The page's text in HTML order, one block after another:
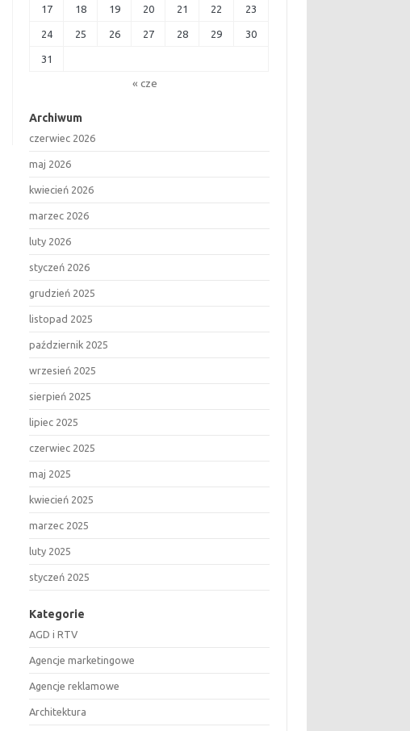
17 18 19 20 21 22 23
24 25 26 27 28 29 30
31
« cze
Archiwum
czerwiec 2026
maj 2026
kwiecień 2026
marzec 2026
luty 2026
styczeń 2026
grudzień 2025
listopad 2025
październik 2025
wrzesień 2025
sierpień 2025
lipiec 2025
czerwiec 2025
maj 2025
kwiecień 2025
marzec 2025
luty 2025
styczeń 2025
Kategorie
AGD i RTV
Agencje marketingowe
Agencje reklamowe
Architektura